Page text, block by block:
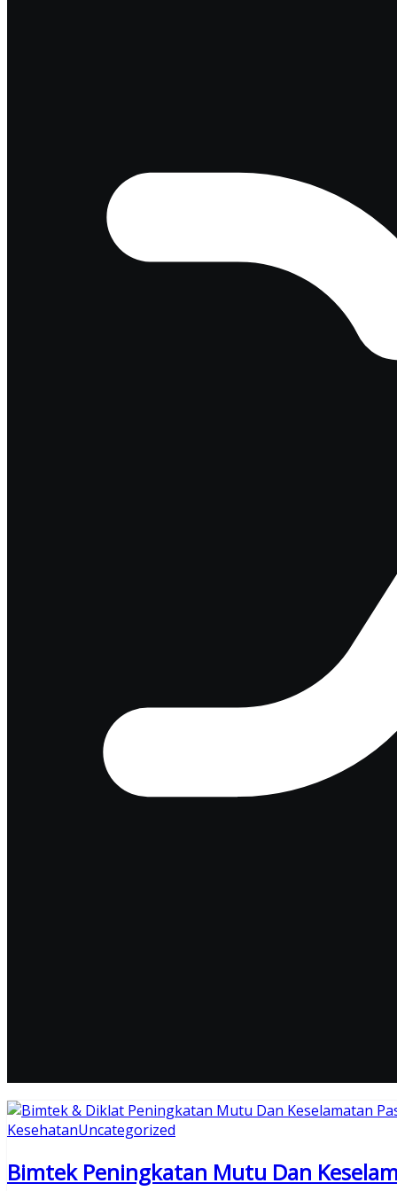
KesehatanUncategorized
Bimtek Peningkatan Mutu Dan